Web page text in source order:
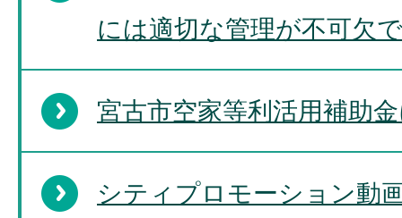
には適切な管理が不可欠
宮古市空家等利活用補助
シティプロモーション動